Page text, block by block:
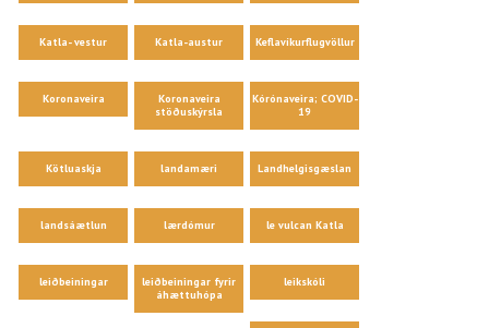
Katla- vestur Katla-austur Keflavíkurflugvöllur
Koronaveira
Koronaveira
stöðuskýrsla
Kórónaveira; COVID-
19
Kötluaskja landamæri Landhelgisgæslan
landsáætlun lærdómur le vulcan Katla
leiðbeiningar
leiðbeiningar fyrir
áhættuhópa
leikskóli